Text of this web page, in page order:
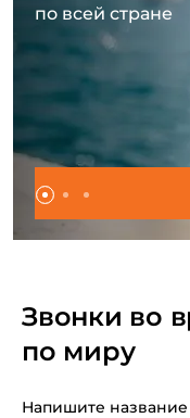
по всей стране
Звонки во
по миру
Напишите